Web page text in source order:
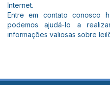
Internet.
Entre em contato conosco
podemos ajudá-lo a
informações valiosas sobre